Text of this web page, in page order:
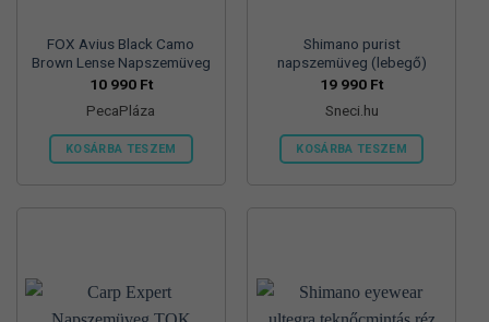
FOX Avius Black Camo
Brown Lense Napszemüveg
10 990 Ft
PecaPláza
KOSÁRBA TESZEM
van.
A
Shimano purist
napszemüveg (lebegő)
19 990 Ft
Sneci.hu
KOSÁRBA TESZEM